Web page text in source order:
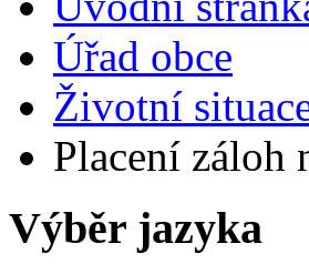
Úřad obce
Životní
Placení záloh
Výběr jazyka